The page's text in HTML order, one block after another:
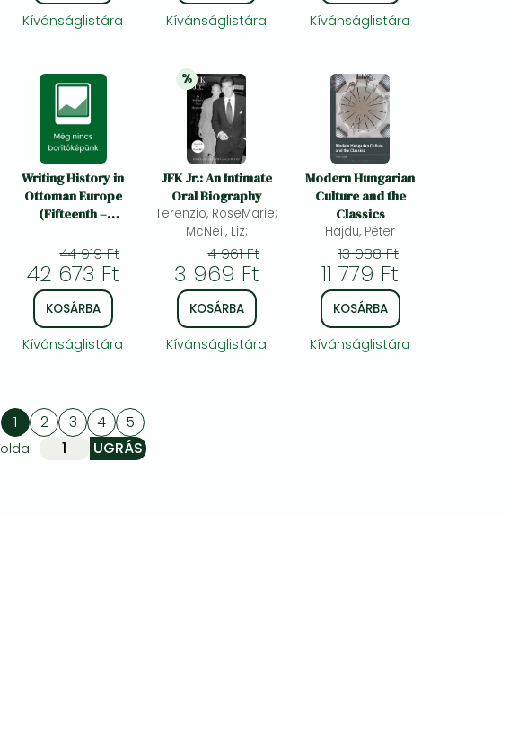
Kívánságlistára Kívánságlistára Kívánságlistára
Writing History in
Ottoman Europe
(Fifteenth –
44 919 Ft
42 673 Ft
KOSÁRBA
Kívánságlistára
20%
% kedvezmény
JFK Jr.: An Intimate
Oral Biography
Terenzio, RoseMarie;
McNeil, Liz;
4 961 Ft
3 969 Ft
KOSÁRBA
Kívánságlistára
Modern Hungarian
Culture and the
Classics
Hajdu, Péter
13 088 Ft
11 779 Ft
KOSÁRBA
Kívánságlistára
1 2 3 4 5
oldal